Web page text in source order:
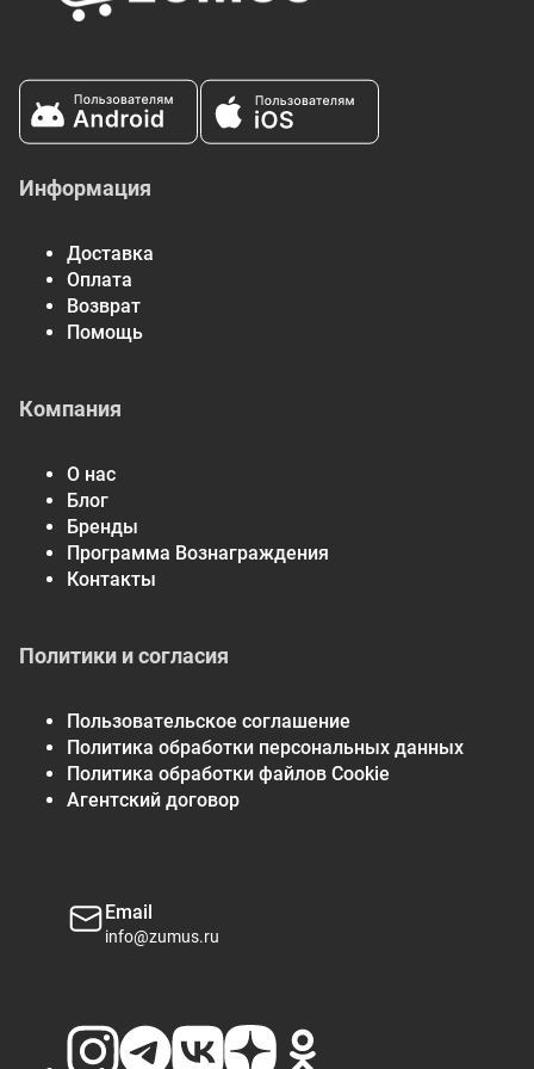
‡ Собрано в дикой природе.
Информация
Доставка
Оплата
Возврат
Помощь
Компания
О нас
Блог
Бренды
Программа Вознаграждения
Контакты
Политики и согласия
Пользовательское соглашение
Политика обработки персональных данных
Политика обработки файлов Cookie
Агентский договор
Email
info@zumus.ru